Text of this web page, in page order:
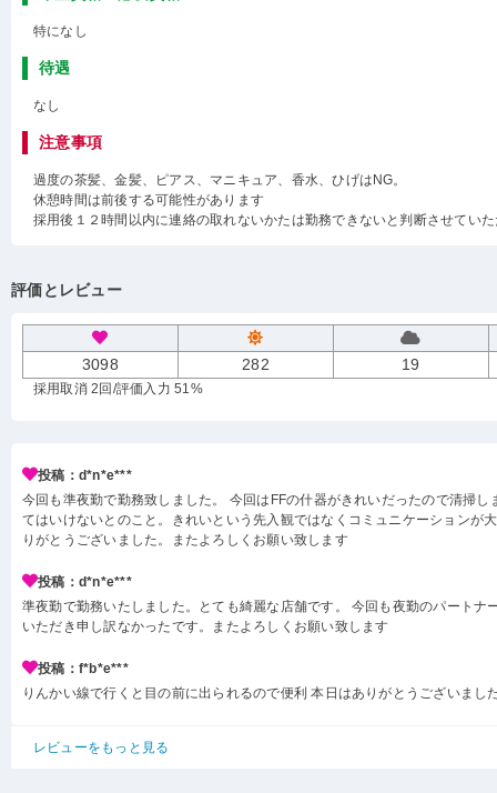
特になし
待遇
なし
注意事項
過度の茶髪、金髪、ピアス、マニキュア、香水、ひげはNG。
休憩時間は前後する可能性があります
採用後１２時間以内に連絡の取れないかたは勤務できないと判断させてい
評価とレビュー
3098 282 19
採用取消 2回 /評価入力 51%
投稿：d*n*e***
今回も準夜勤で勤務致しました。 今回はFFの什器がきれいだったので清掃し
てはいけないとのこと。きれいという先入観ではなくコミュニケーションが
りがとうございました。またよろしくお願い致します
投稿：d*n*e***
準夜勤で勤務いたしました。とても綺麗な店舗です。 今回も夜勤のパートナ
いただき申し訳なかったです。またよろしくお願い致します
投稿：f*b*e***
りんかい線で行くと目の前に出られるので便利 本日はありがとうございまし
レビューをもっと見る